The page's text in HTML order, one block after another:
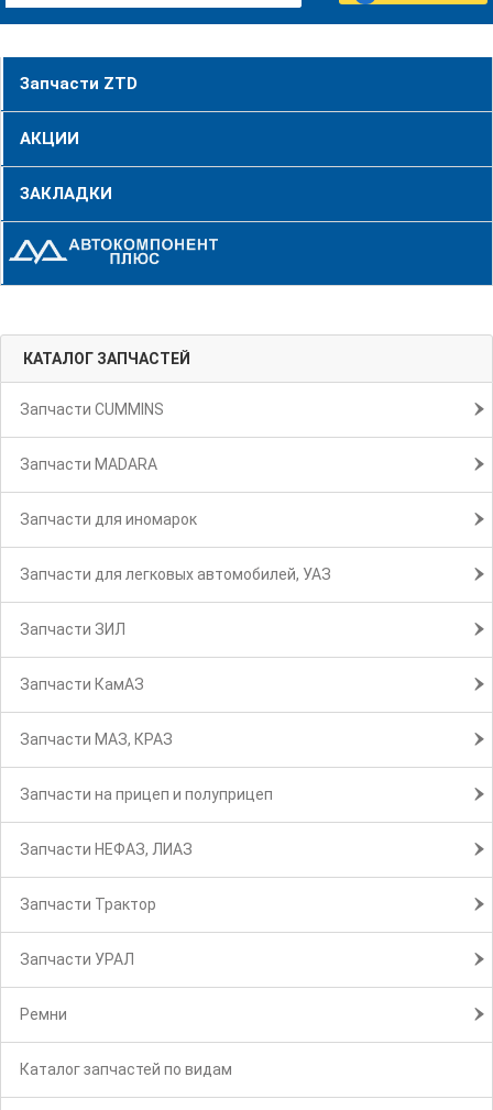
Запчасти ZTD
АКЦИИ
ЗАКЛАДКИ
КАТАЛОГ ЗАПЧАСТЕЙ
Запчасти CUMMINS
Запчасти MADARA
Запчасти для иномарок
Запчасти для легковых автомобилей, УАЗ
Запчасти ЗИЛ
Запчасти КамАЗ
Запчасти МАЗ, КРАЗ
Запчасти на прицеп и полуприцеп
Запчасти НЕФАЗ, ЛИАЗ
Запчасти Трактор
Запчасти УРАЛ
Ремни
Каталог запчастей по видам